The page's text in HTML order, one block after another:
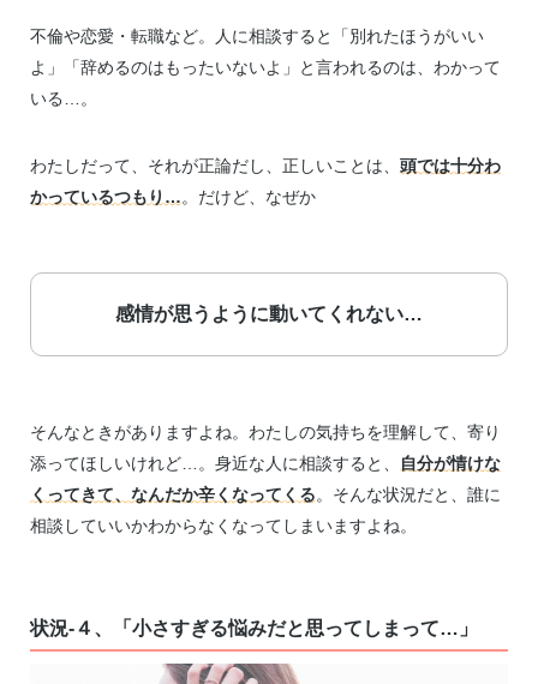
不倫や恋愛・転職など。人に相談すると「別れたほうがいい
よ」「辞めるのはもったいないよ」と言われるのは、わかって
いる…。
わたしだって、それが正論だし、正しいことは、 頭では十分わ
かっているつもり…。だけど、なぜか
感情が思うように動いてくれない…
そんなときがありますよね。わたしの気持ちを理解して、寄り
添ってほしいけれど…。身近な人に相談すると、
自分が情けな
くってきて、なんだか辛くなってくる。そんな状況だと、誰に
相談していいかわからなくなってしまいますよね。
状況-４、「小さすぎる悩みだと思ってしまって…」